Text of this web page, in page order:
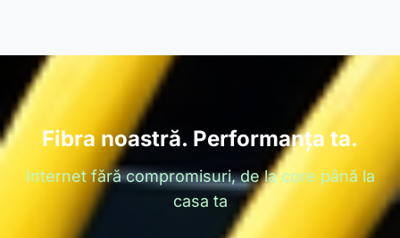
Fibra noastră. Performanța ta.
Internet fără compromisuri, de la core până la
casa ta